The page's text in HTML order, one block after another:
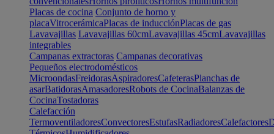
Placas de cocina Conjunto de horno y
placaVitrocerámicaPlacas de inducciónPlacas de gas
Lavavajillas Lavavajillas 60cmLavavajillas 45cmLavavajillas
integrables
Campanas extractoras Campanas decorativas
Pequeños electrodomésticos
MicroondasFreidorasAspiradoresCafeterasPlanchas de
asarBatidorasAmasadoresRobots de CocinaBalanzas de
CocinaTostadoras
Calefacción
TermoventiladoresConvectoresEstufasRadiadoresCalefactores